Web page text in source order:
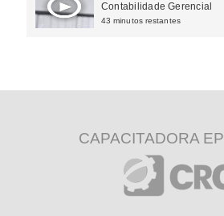
Contabilidade Gerencial
43 minutos restantes
CAPACITADORA